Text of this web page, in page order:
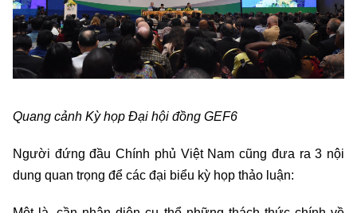
Quang cảnh Kỳ họp Đại hội đồng GEF6
Người đứng đầu Chính phủ Việt Nam cũng đưa ra 3 nội
dung quan trọng để các đại biểu kỳ họp thảo luận: